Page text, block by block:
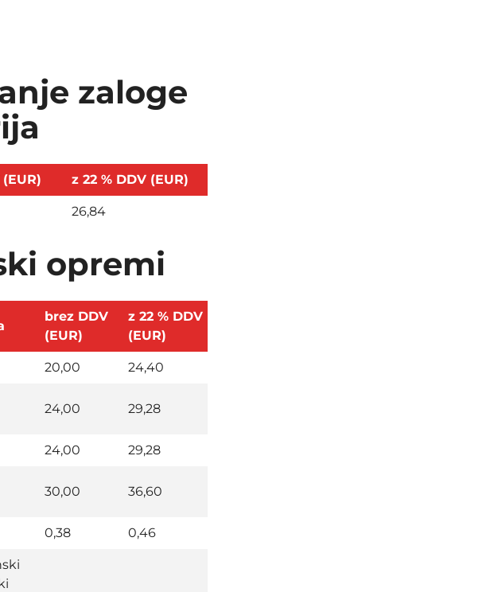
zaloge
z 22 % DDV (EUR)
26,84
opremi
brez DDV
(EUR)
z 22 % DDV
(EUR)
20,00 24,40
24,00 29,28
24,00 29,28
30,00 36,60
0,38 0,46